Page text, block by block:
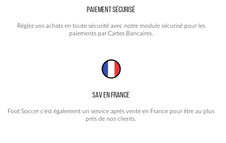
PAIEMENT SÉCURISÉ
Réglez vos achats en toute sécurité avec notre module sécurisé pour les
paiements par Cartes Bancaires.
SAV EN FRANCE
Foot Soccer c'est également un service après vente en France pour être au plus
près de nos clients.